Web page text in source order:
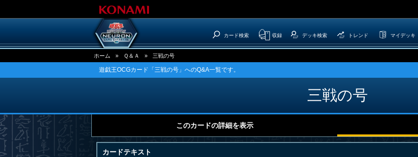
カード検索 収録 デッキ検索 トレンド マイデッキ
ホーム » Ｑ＆Ａ » 三戦の号
遊戯王OCGカード「三戦の号」へのQ&A一覧です。
三戦の号
このカードの詳細を表示
カードテキスト